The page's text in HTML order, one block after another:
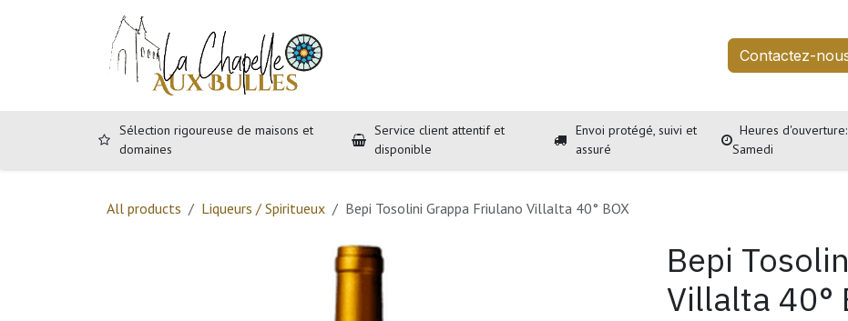
Contactez-
Sélection rigoureuse de maisons et
domaines
Service client attentif et
disponible
Envoi protégé, suivi et
assuré
Heures
Samedi
All products Liqueurs / Spiritueux Bepi Tosolini Grappa Friulano Villalta 40° BOX
Bepi
Villalta 40°